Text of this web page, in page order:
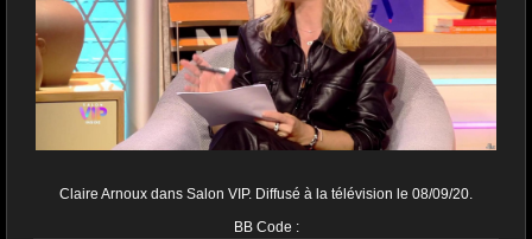
Claire Arnoux dans Salon VIP. Diffusé à la télévision le 08/09/20.
BB Code :